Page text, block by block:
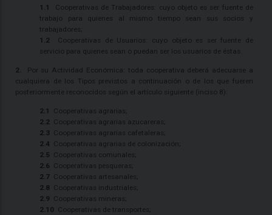
1.1
Cooperativas de Trabajadores: cuyo objeto es ser fuente de
trabajo para quienes al mismo tiempo sean sus socios y
trabajadores;
1.2 Cooperativas de Usuarios: cuyo objeto es ser fuente de
servicio para quienes sean o puedan ser los usuarios de éstas.
2. Por su Actividad Económica: toda cooperativa deberá adecuarse a
cualquiera de los Tipos previstos a continuación o de los que fueren
posteriormente reconocidos según el artículo siguiente (inciso 8):
2.1
Cooperativas agrarias;
2.2 Cooperativas agrarias azucareras;
2.3 Cooperativas agrarias cafetaleras;
2.4 Cooperativas agrarias de colonización;
2.5 Cooperativas comunales;
2.6 Cooperativas pesqueras;
2.7 Cooperativas artesanales;
2.8 Cooperativas industriales;
2.9 Cooperativas mineras;
2.10 Cooperativas de transportes;